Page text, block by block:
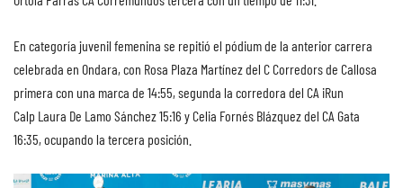
En categoría juvenil femenina se repitió el pódium de la anterior carrera
celebrada en Ondara, con Rosa Plaza Martínez del C Corredors de Callosa
primera con una marca de 14:55, segunda la corredora del CA iRun
Calp Laura De Lamo Sánchez 15:16 y Celia Fornés Blázquez del CA Gata
16:35, ocupando la tercera posición.